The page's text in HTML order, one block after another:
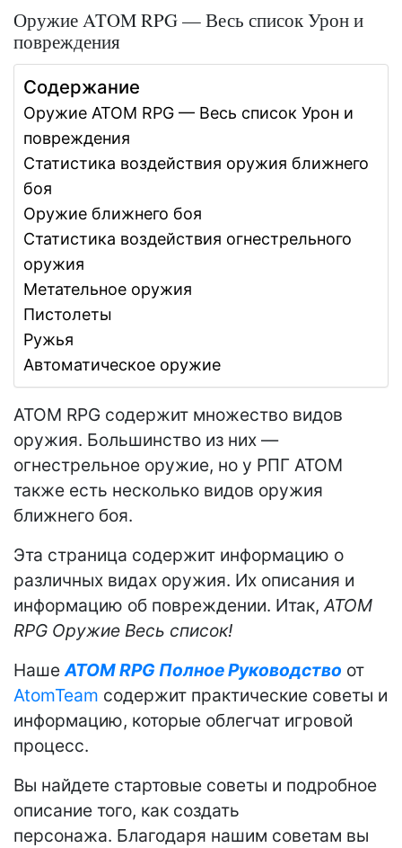
Оружие ATOM RPG — Весь список Урон и
повреждения
Содержание
Оружие ATOM RPG — Весь список Урон и
повреждения
Статистика воздействия оружия ближнего
боя
Оружие ближнего боя
Статистика воздействия огнестрельного
оружия
Метательное оружия
Пистолеты
Ружья
Автоматическое оружие
ATOM RPG содержит множество видов
оружия. Большинство из них —
огнестрельное оружие, но у РПГ АТОМ
также есть несколько видов оружия
ближнего боя.
Эта страница содержит информацию о
различных видах оружия. Их описания и
информацию об повреждении. Итак, ATOM
RPG Оружие Весь список!
НашеATOM RPG Полное Руководство от
AtomTeam содержит практические советы и
информацию, которые облегчат игровой
процесс.
Вы найдете стартовые советы и подробное
описание того, как создать
персонажа. Благодаря нашим советам вы